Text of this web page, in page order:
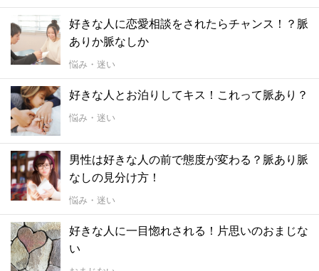
好きな人に恋愛相談をされたらチャンス！？脈
ありか脈なしか
悩み・迷い
好きな人とお泊りしてキス！これって脈あり？
悩み・迷い
男性は好きな人の前で態度が変わる？脈あり脈
なしの見分け方！
悩み・迷い
好きな人に一目惚れされる！片思いのおまじな
い